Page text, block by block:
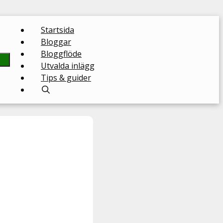
Startsida
Bloggar
Bloggflöde
Utvalda inlägg
Tips & guider